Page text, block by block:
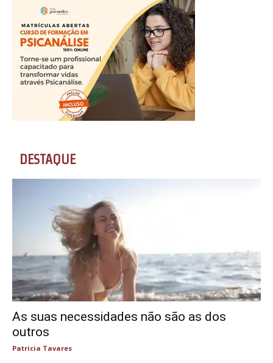
DESTAQUE
As suas necessidades não são as dos
outros
Patricia Tavares